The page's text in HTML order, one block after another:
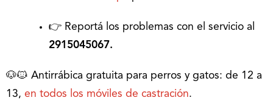
👉 Reportá los problemas con el servicio al
2915045067.
🐶🐱 Antirrábica gratuita para perros y gatos: de 12 a
13, en todos los móviles de castración.